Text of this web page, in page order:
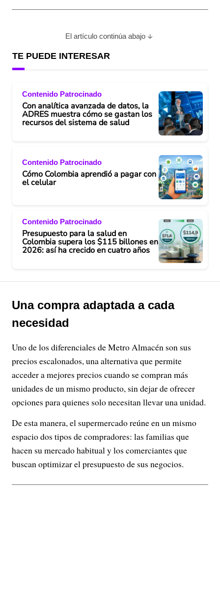
El artículo continúa abajo
TE PUEDE INTERESAR
Contenido Patrocinado
Con analítica avanzada de datos, la
ADRES muestra cómo se gastan los
recursos del sistema de salud
Contenido Patrocinado
Cómo Colombia aprendió a pagar con
el celular
Contenido Patrocinado
Presupuesto para la salud en
Colombia supera los $115 billones en
2026: así ha crecido en cuatro años
Una compra adaptada a cada
necesidad
Uno de los diferenciales de Metro Almacén son sus
precios escalonados, una alternativa que permite
acceder a mejores precios cuando se compran más
unidades de un mismo producto, sin dejar de ofrecer
opciones para quienes solo necesitan llevar una unidad.
De esta manera, el supermercado reúne en un mismo
espacio dos tipos de compradores: las familias que
hacen su mercado habitual y los comerciantes que
buscan optimizar el presupuesto de sus negocios.